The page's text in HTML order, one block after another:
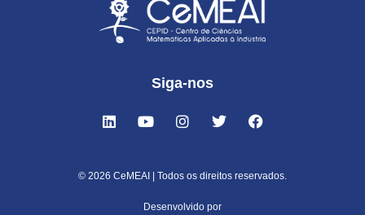
Siga-nos
© 2026 CeMEAI | Todos os direitos reservados.
Desenvolvido por